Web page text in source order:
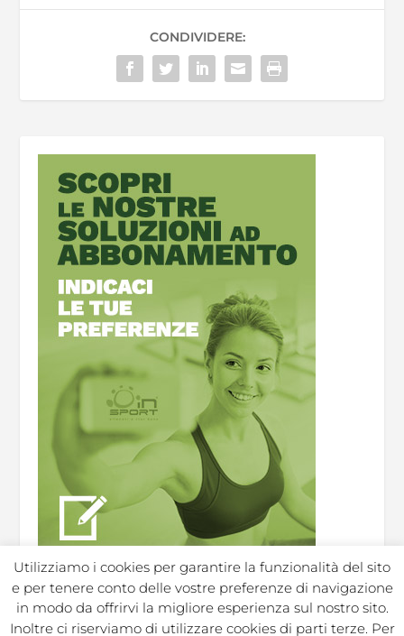
CONDIVIDERE:
Utilizziamo i cookies per garantire la funzionalità del sito
e per tenere conto delle vostre preferenze di navigazione
in modo da offrirvi la migliore esperienza sul nostro sito.
Inoltre ci riserviamo di utilizzare cookies di parti terze. Per